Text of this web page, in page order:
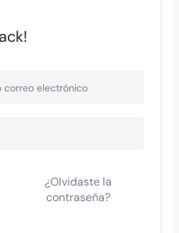
¿Olvidaste la
contraseña?